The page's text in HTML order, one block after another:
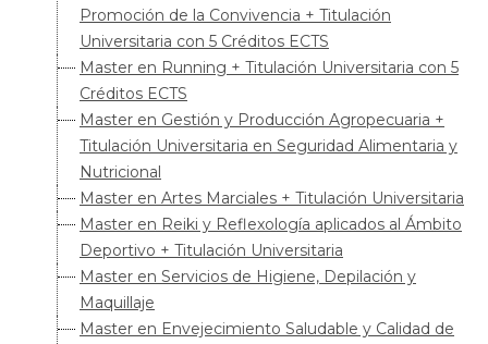
Promoción de la Convivencia + Titulación
Universitaria con 5 Créditos ECTS
Master en Running + Titulación Universitaria con 5
Créditos ECTS
Master en Gestión y Producción Agropecuaria +
Titulación Universitaria en Seguridad Alimentaria y
Nutricional
Master en Artes Marciales + Titulación Universitaria
Master en Reiki y Reflexología aplicados al Ámbito
Deportivo + Titulación Universitaria
Master en Servicios de Higiene, Depilación y
Maquillaje
Master en Envejecimiento Saludable y Calidad de